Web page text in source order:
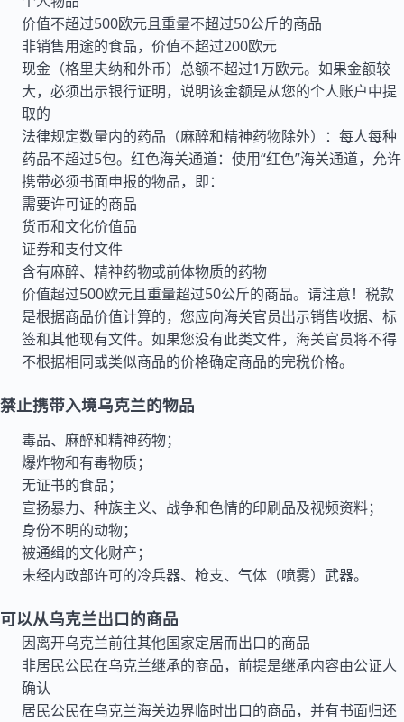
价值不超过500欧元且重量不超过50公斤的商品
非销售用途的食品，价值不超过200欧元
现金（格里夫纳和外币）总额不超过1万欧元。如果金额较
大，必须出示银行证明，说明该金额是从您的个人账户中提
取的
法律规定数量内的药品（麻醉和精神药物除外）：每人每种
药品不超过5包。红色海关通道：使用“红色”海关通道，允许
携带必须书面申报的物品，即：
需要许可证的商品
货币和文化价值品
证券和支付文件
含有麻醉、精神药物或前体物质的药物
价值超过500欧元且重量超过50公斤的商品。请注意！税款
是根据商品价值计算的，您应向海关官员出示销售收据、标
签和其他现有文件。如果您没有此类文件，海关官员将不得
不根据相同或类似商品的价格确定商品的完税价格。
禁止携带入境乌克兰的物品
毒品、麻醉和精神药物；
爆炸物和有毒物质；
无证书的食品；
宣扬暴力、种族主义、战争和色情的印刷品及视频资料；
身份不明的动物；
被通缉的文化财产；
未经内政部许可的冷兵器、枪支、气体（喷雾）武器。
可以从乌克兰出口的商品
因离开乌克兰前往其他国家定居而出口的商品
非居民公民在乌克兰继承的商品，前提是继承内容由公证人
确认
居民公民在乌克兰海关边界临时出口的商品，并有书面归还